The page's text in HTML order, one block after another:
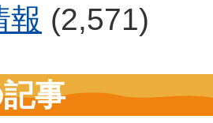
報 (2,571)
事